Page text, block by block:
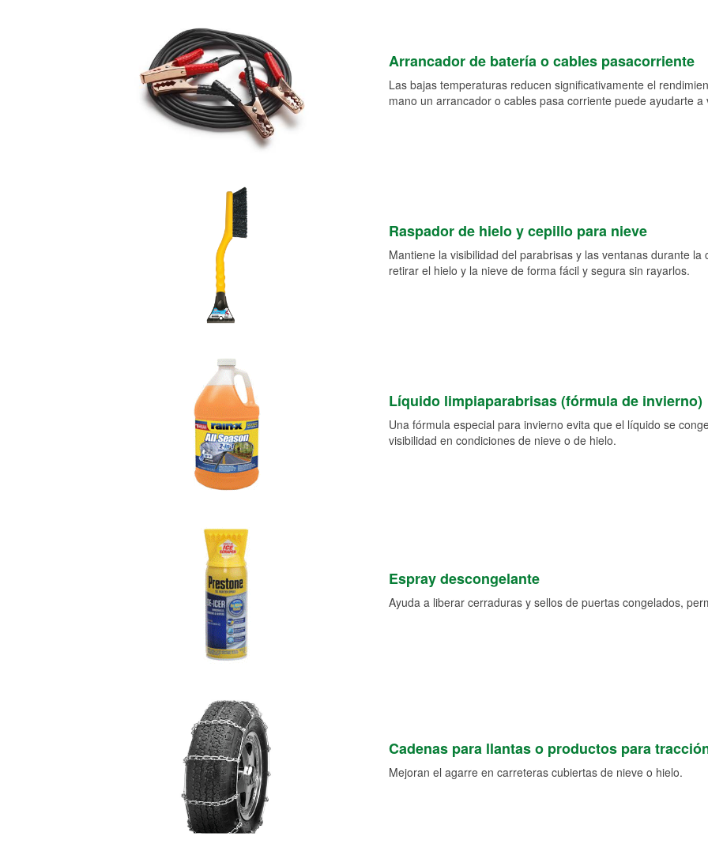
Arrancador de batería o cables pasacorriente
Las bajas temperaturas reducen significativamente el
mano un arrancador o cables pasa corriente puede ayudarte
Raspador de hielo y cepillo para nieve
Mantiene la visibilidad del parabrisas y las ventanas durante
retirar el hielo y la nieve de forma fácil y segura sin rayarlos.
Líquido limpiaparabrisas (fórmula de invierno)
Una fórmula especial para invierno evita que el líquido se
visibilidad en condiciones de nieve o de hielo.
Espray descongelante
Ayuda a liberar cerraduras y sellos de puertas congelados,
Cadenas para llantas o productos para
Mejoran el agarre en carreteras cubiertas de nieve o hielo.